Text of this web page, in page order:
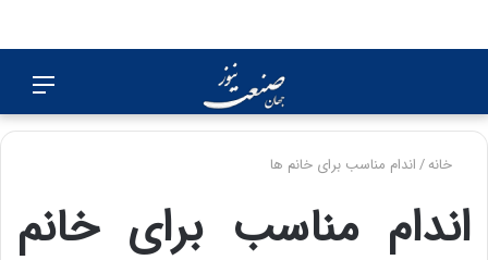
برای
خانه/اندام مناسب برای خانم ها
اندام مناسب برای خانم